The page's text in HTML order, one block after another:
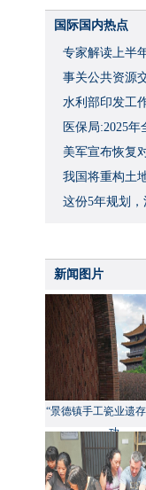
国际国内热点
专家解读上半
事关公共资源
水利部印发工
度
医保局:2025
美军宣布恢复
我国将重构土
这份5年规划
新闻图片
“景德镇手工瓷业遗
功